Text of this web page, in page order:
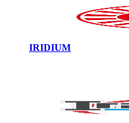
IRIDIUM